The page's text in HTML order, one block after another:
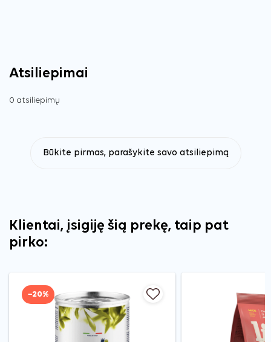
Atsiliepimai
0 atsiliepimų
Būkite pirmas, parašykite savo atsiliepimą
Klientai, įsigiję šią prekę, taip pat
pirko:
−20%